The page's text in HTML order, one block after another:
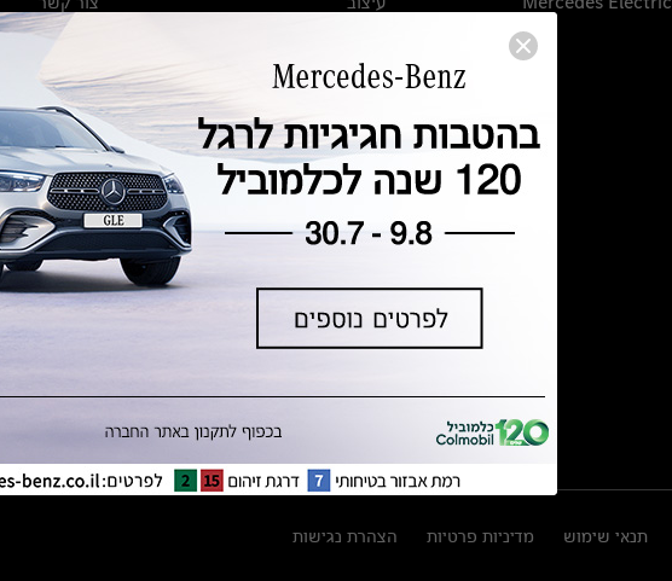
מגזין מרצדס-בנץ
ספרי רכב מרצדס-בנץ
נתוני זיהום אוויר וצריכת דלק וחשמל
נתוני תווית צמיגים
מחירון חלפים
הודעה על הטבות לרכבי מרצדס בהסדר
תנאי שימוש מדיניות פרטיות הצהרת נגישות